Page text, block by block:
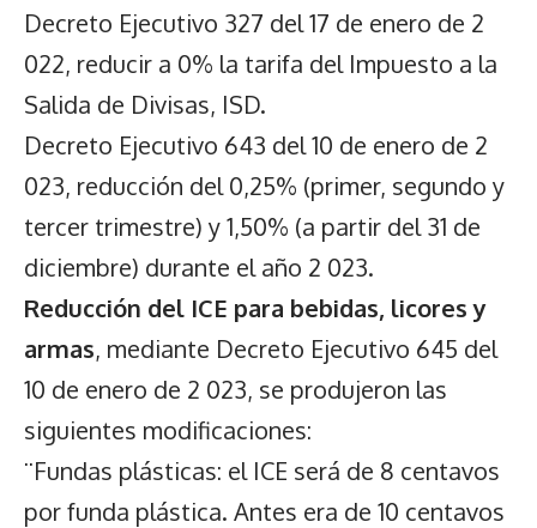
Decreto Ejecutivo 327 del 17 de enero de 2
022, reducir a 0% la tarifa del Impuesto a la
Salida de Divisas, ISD.
Decreto Ejecutivo 643 del 10 de enero de 2
023, reducción del 0,25% (primer, segundo y
tercer trimestre) y 1,50% (a partir del 31 de
diciembre) durante el año 2 023.
Reducción del ICE para bebidas, licores y
armas, mediante Decreto Ejecutivo 645 del
10 de enero de 2 023, se produjeron las
siguientes modificaciones:
¨Fundas plásticas: el ICE será de 8 centavos
por funda plástica. Antes era de 10 centavos